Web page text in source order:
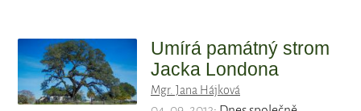
Umírá památný strom
Jacka Londona
Mgr. Jana Hájková